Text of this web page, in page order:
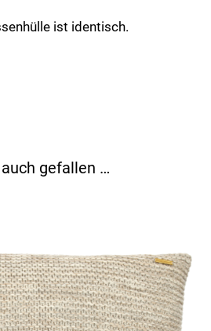
ist identisch.
gefallen …